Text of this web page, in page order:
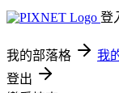
登
我的部落格 我
登出